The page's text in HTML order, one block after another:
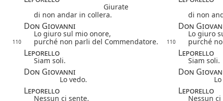
Giurate
di non andar in collera.
di non
Don Giovanni Don
Lo giuro sul mio onore, Lo giuro
110 purché non parli del Commendatore. 110 purché
Leporello Leporello
Siam soli. Siam soli.
Don Giovanni Don
Lo vedo.
Leporello Leporello
Nessun ci sente. Nessun